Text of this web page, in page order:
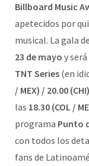
Billboard Music
apetecidos por
musical. La gala
23 de mayo y
TNT Series (en
/ MEX) / 20.00
las 18.30 (COL /
programa Punto
con todos los
fans de